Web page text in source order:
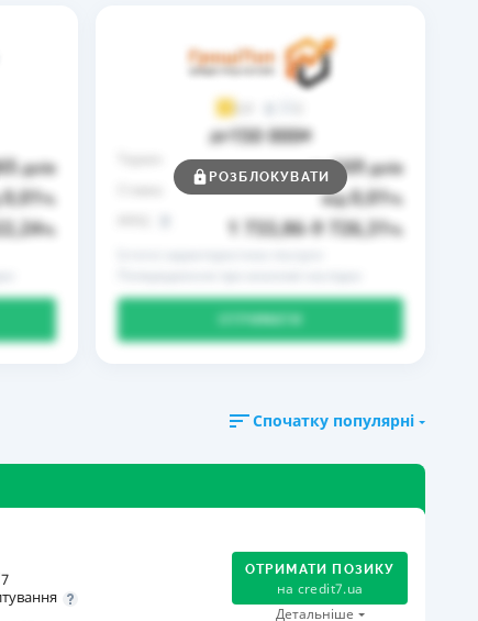
днів
0,01%
%
3,9
до150 000₴
до 169днів
від0,01%
1 733,86 9 726,31%
РОЗБЛОКУВАТИ
Спочатку популярні
ОТРИМАТИ ПОЗИКУ
на credit7.ua
Детальніше